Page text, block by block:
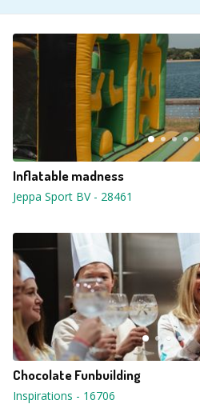
Inflatable madness
Jeppa Sport BV- 28461
Chocolate Funbuilding
Inspirations - 16706